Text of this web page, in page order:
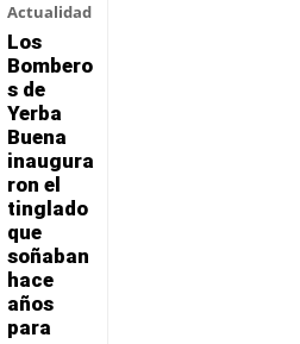
Actualidad
Los
Bombero
s de
Yerba
Buena
inaugura
ron el
tinglado
que
soñaban
hace
años
para